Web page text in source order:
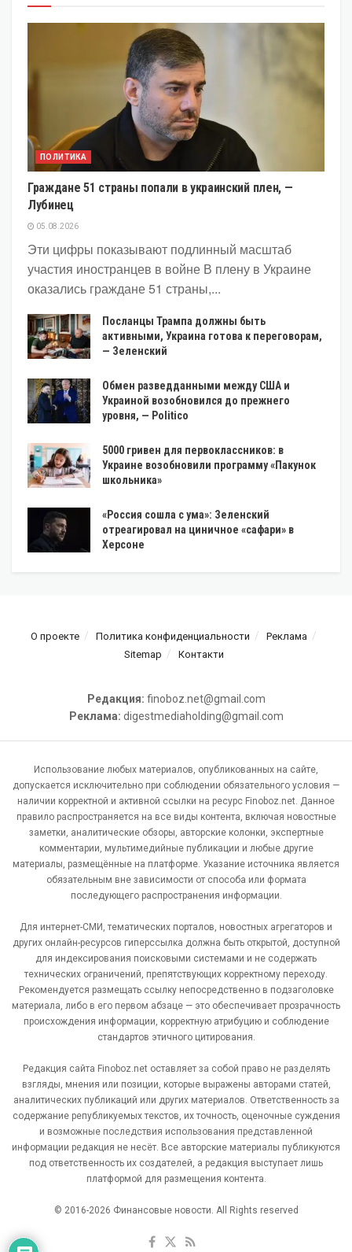
ПОЛИТИКА
Граждане 51 страны попали в украинский плен, —
Лубинец
05.08.2026
Эти цифры показывают подлинный масштаб
участия иностранцев в войне В плену в Украине
оказались граждане 51 страны,...
Посланцы Трампа должны быть
активными, Украина готова к переговорам,
— Зеленский
Обмен разведданными между США и
Украиной возобновился до прежнего
уровня, — Politico
5000 гривен для первоклассников: в
Украине возобновили программу «Пакунок
школьника»
«Россия сошла с ума»: Зеленский
отреагировал на циничное «сафари» в
Херсоне
О проекте Политика конфиденциальности
Реклама
Sitemap
Контакти
Редакция: finoboz.net@gmail.com
Реклама: digestmediaholding@gmail.com
Использование любых материалов, опубликованных на сайте,
допускается исключительно при соблюдении обязательного условия —
наличии корректной и активной ссылки на ресурс Finoboz.net. Данное
правило распространяется на все виды контента, включая новостные
заметки, аналитические обзоры, авторские колонки, экспертные
комментарии, мультимедийные публикации и любые другие
материалы, размещённые на платформе. Указание источника является
обязательным вне зависимости от способа или формата
последующего распространения информации.
Для интернет-СМИ, тематических порталов, новостных агрегаторов и
других онлайн-ресурсов гиперссылка должна быть открытой, доступной
для индексирования поисковыми системами и не содержать
технических ограничений, препятствующих корректному переходу.
Рекомендуется размещать ссылку непосредственно в подзаголовке
материала, либо в его первом абзаце — это обеспечивает прозрачность
происхождения информации, корректную атрибуцию и соблюдение
стандартов этичного цитирования.
Редакция сайта Finoboz.net оставляет за собой право не разделять
взгляды, мнения или позиции, которые выражены авторами статей,
аналитических публикаций или других материалов. Ответственность за
содержание републикуемых текстов, их точность, оценочные суждения
и возможные последствия использования представленной
информации редакция не несёт. Все авторские материалы публикуются
под ответственность их создателей, а редакция выступает лишь
платформой для размещения контента.
© 2016-2026 Финансовые новости. All Rights reserved